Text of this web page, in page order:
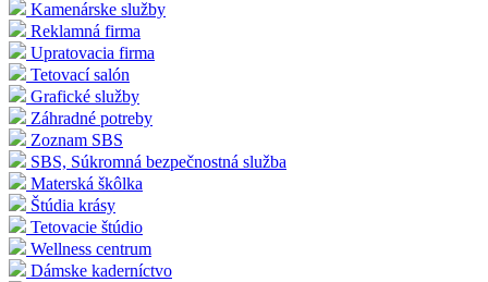
Kamenárske služby
Reklamná firma
Upratovacia firma
Tetovací salón
Grafické služby
Záhradné potreby
Zoznam SBS
SBS, Súkromná bezpečnostná služba
Materská škôlka
Štúdia krásy
Tetovacie štúdio
Wellness centrum
Dámske kaderníctvo